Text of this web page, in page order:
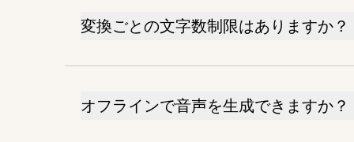
変換ごとの文字数制限はありますか？
オフラインで音声を生成できますか？